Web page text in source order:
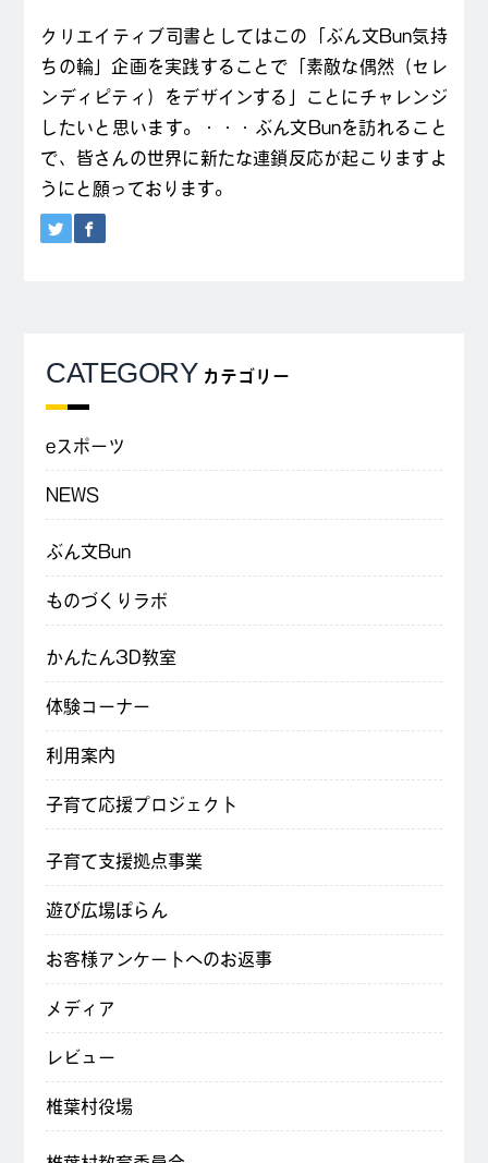
クリエイティブ司書としてはこの「ぶん文Bun気持
ちの輪」企画を実践することで「素敵な偶然（セレ
ンディピティ）をデザインする」ことにチャレンジ
したいと思います。・・・ぶん文Bunを訪れること
で、皆さんの世界に新たな連鎖反応が起こりますよ
うにと願っております。
CATEGORY カテゴリー
eスポーツ
NEWS
ぶん文Bun
ものづくりラボ
かんたん3D教室
体験コーナー
利用案内
子育て応援プロジェクト
子育て支援拠点事業
遊び広場ぽらん
お客様アンケートへのお返事
メディア
レビュー
椎葉村役場